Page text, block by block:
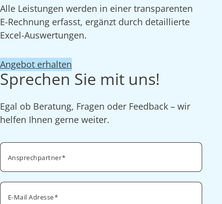
Alle Leistungen werden in einer transparenten
E-Rechnung erfasst, ergänzt durch detaillierte
Excel-Auswertungen.
Angebot erhalten
Sprechen Sie mit uns!
Egal ob Beratung, Fragen oder Feedback – wir
helfen Ihnen gerne weiter.
Ansprechpartner
E-Mail Adresse